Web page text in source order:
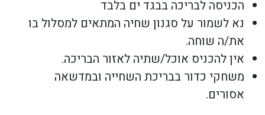
הכניסה לבריכה בבגד ים בלבד
נא לשמור על סגנון שחיה המתאים למסלול בו
את/ה שוחה.
אין להכניס אוכל/שתיה לאזור הבריכה.
משחקי כדור בבריכת השחייה ובמדשאה
אסורים.